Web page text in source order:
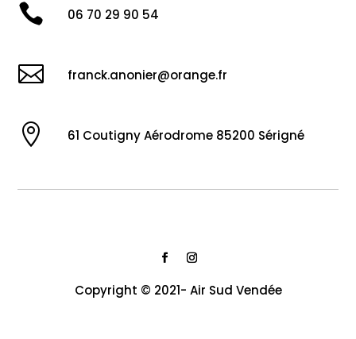
 06 70 29 90 54
 franck.anonier@orange.fr
 61 Coutigny Aérodrome 85200 Sérigné
Copyright © 2021- Air Sud Vendée